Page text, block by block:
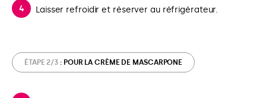
Laisser refroidir et réserver au réfrigérateur.
ÉTAPE 2/3 : POUR LA CRÈME DE MASCARPONE